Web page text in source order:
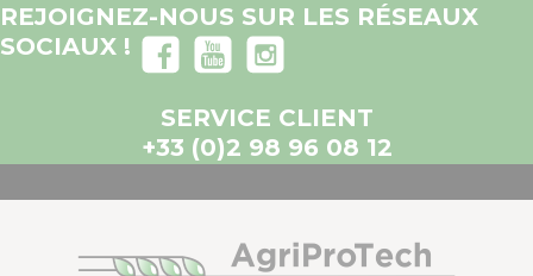
REJOIGNEZ-NOUS SUR LES RÉSEAUX
SOCIAUX !
SERVICE CLIENT
+33 (0)2 98 96 08 12